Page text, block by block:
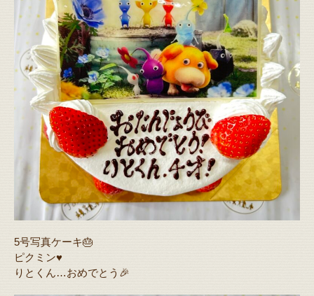
5号写真ケーキ🎂
ピクミン♥️
りとくん…おめでとう🎉